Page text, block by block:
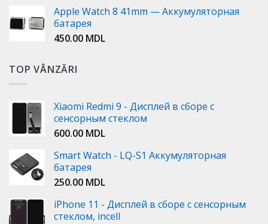
Apple Watch 8 41mm — Аккумуляторная
батарея
450.00 MDL
TOP VÂNZĂRI
Xiaomi Redmi 9 - Дисплей в сборе с
сенсорным стеклом
600.00 MDL
Smart Watch - LQ-S1 Аккумуляторная
батарея
250.00 MDL
iPhone 11 - Дисплей в сборе с сенсорным
стеклом, incell